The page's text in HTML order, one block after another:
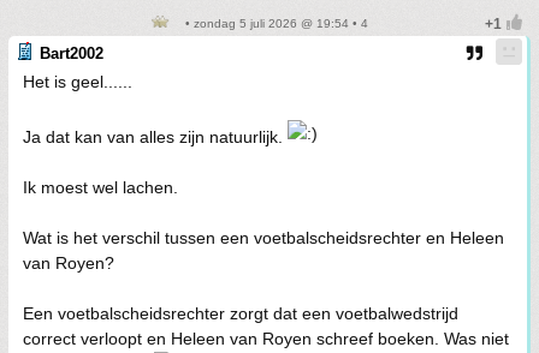
• zondag 5 juli 2026 @ 19:54 • 4
Bart2002
Het is geel......
Ja dat kan van alles zijn natuurlijk.
Ik moest wel lachen.
Wat is het verschil tussen een voetbalscheidsrechter en Heleen
van Royen?
Een voetbalscheidsrechter zorgt dat een voetbalwedstrijd
correct verloopt en Heleen van Royen schreef boeken. Was niet